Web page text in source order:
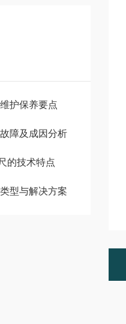
护保养要点
障及成因分析
的技术特点
型与解决方案